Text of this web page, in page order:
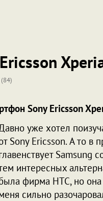
Sony Ericsson
уже хотел
Sony Ericsson. А то в
Samsung
интересных
фирма HTC, но она
сильно